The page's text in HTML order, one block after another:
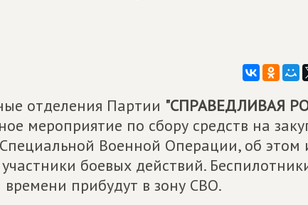
отделения Партии "СПРАВЕДЛИВАЯ
мероприятие по сбору средств на
Военной Операции, об этом
боевых действий.
прибудут в зону СВО.